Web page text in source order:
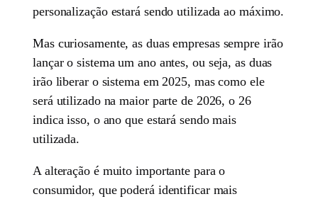
personalização estará sendo utilizada ao máximo.
Mas curiosamente, as duas empresas sempre irão
lançar o sistema um ano antes, ou seja, as duas
irão liberar o sistema em 2025, mas como ele
será utilizado na maior parte de 2026, o 26
indica isso, o ano que estará sendo mais
utilizada.
A alteração é muito importante para o
consumidor, que poderá identificar mais